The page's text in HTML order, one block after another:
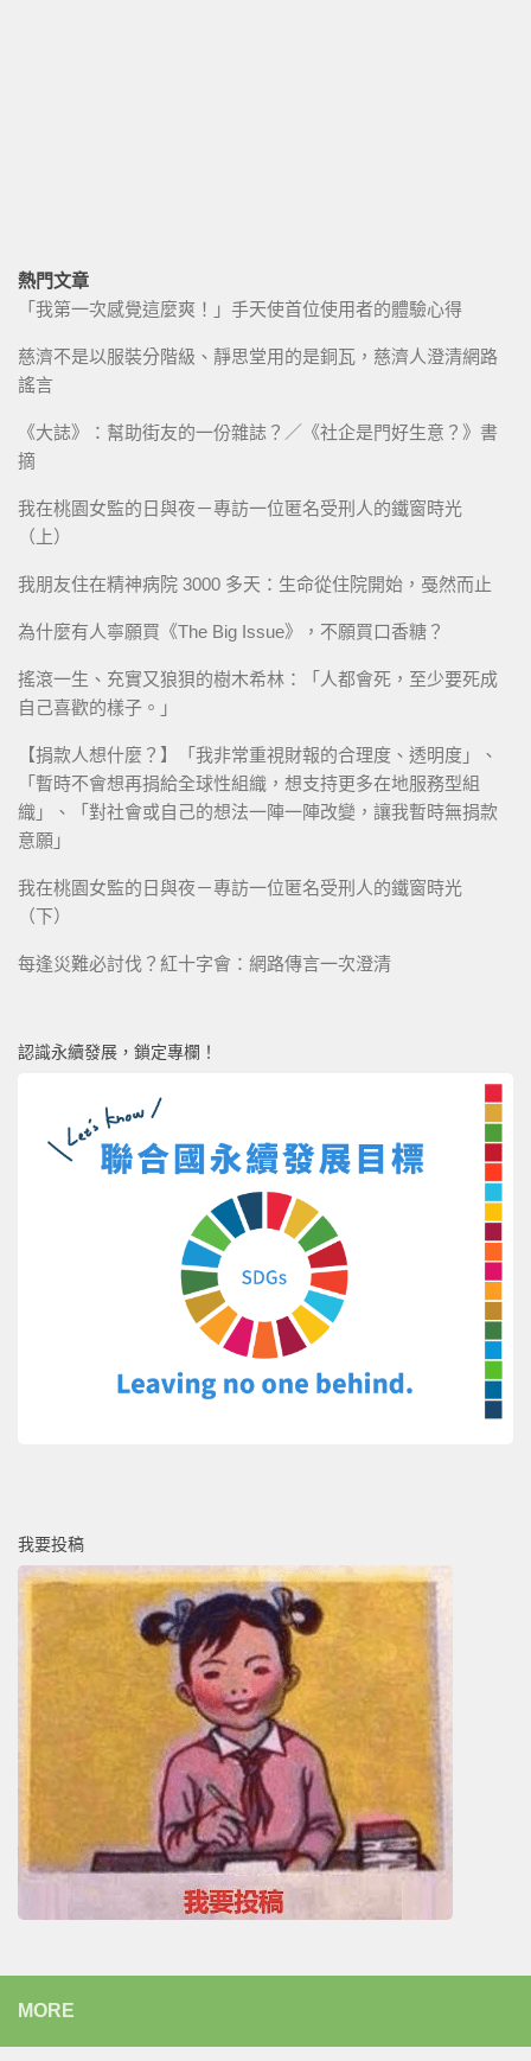
熱門文章
「我第一次感覺這麼爽！」手天使首位使用者的體驗心得
慈濟不是以服裝分階級、靜思堂用的是銅瓦，慈濟人澄清網路
謠言
《大誌》：幫助街友的一份雜誌？／《社企是門好生意？》書
摘
我在桃園女監的日與夜－專訪一位匿名受刑人的鐵窗時光
（上）
我朋友住在精神病院 3000 多天：生命從住院開始，戞然而止
為什麼有人寧願買《The Big Issue》，不願買口香糖？
搖滾一生、充實又狼狽的樹木希林：「人都會死，至少要死成
自己喜歡的樣子。」
【捐款人想什麼？】「我非常重視財報的合理度、透明度」、
「暫時不會想再捐給全球性組織，想支持更多在地服務型組
織」、「對社會或自己的想法一陣一陣改變，讓我暫時無捐款
意願」
我在桃園女監的日與夜－專訪一位匿名受刑人的鐵窗時光
（下）
每逢災難必討伐？紅十字會：網路傳言一次澄清
認識永續發展，鎖定專欄！
我要投稿
MORE